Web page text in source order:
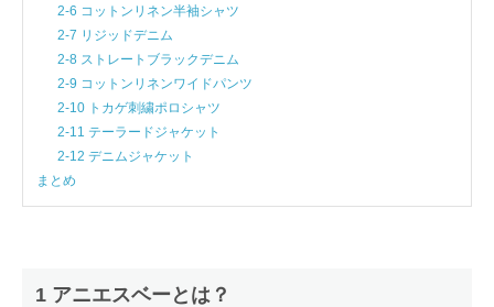
2-6 コットンリネン半袖シャツ
2-7 リジッドデニム
2-8 ストレートブラックデニム
2-9 コットンリネンワイドパンツ
2-10 トカゲ刺繍ポロシャツ
2-11 テーラードジャケット
2-12 デニムジャケット
まとめ
1 アニエスベーとは？